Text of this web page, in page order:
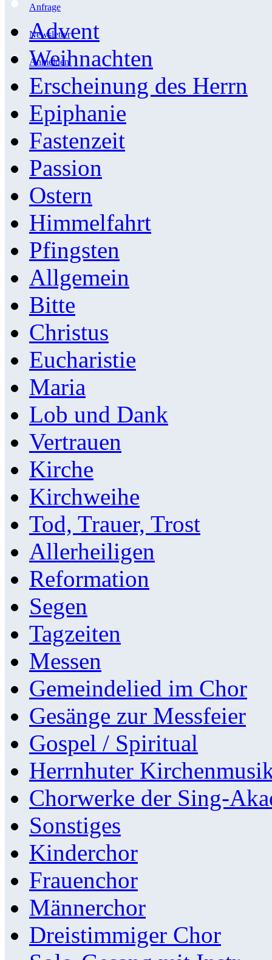
Anfrage
Newsletter
Anmelden
Advent
Weihnachten
Erscheinung des Herrn
Epiphanie
Fastenzeit
Passion
Ostern
Himmelfahrt
Pfingsten
Allgemein
Bitte
Christus
Eucharistie
Maria
Lob und Dank
Vertrauen
Kirche
Kirchweihe
Tod, Trauer, Trost
Allerheiligen
Reformation
Segen
Tagzeiten
Messen
Gemeindelied im Chor
Gesänge zur Messfeier
Gospel / Spiritual
Herrnhuter
Chorwerke der Sing-
Sonstiges
Kinderchor
Frauenchor
Männerchor
Dreistimmiger Chor